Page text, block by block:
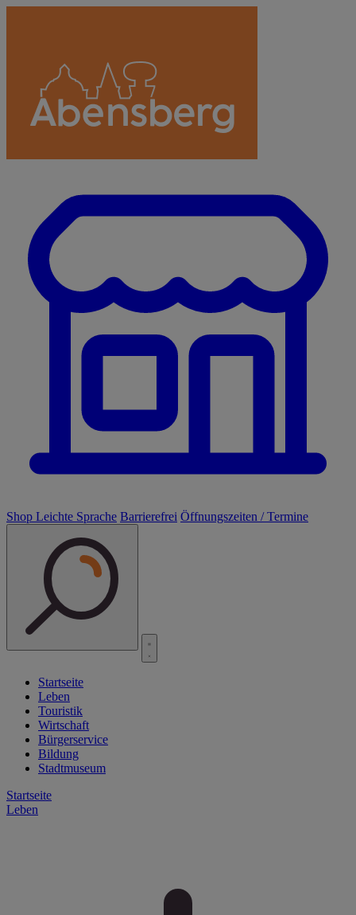
Shop Leichte Sprache Barrierefrei Öffnungszeiten / Termine
Startseite
Leben
Touristik
Wirtschaft
Bürgerservice
Bildung
Stadtmuseum
Startseite
Leben